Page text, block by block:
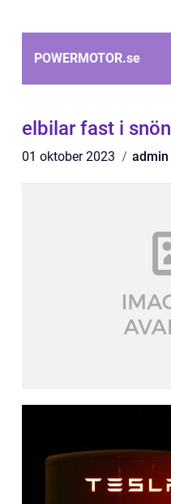
POWERMOTOR.se
elbilar fast i snön
01 oktober 2023 admin